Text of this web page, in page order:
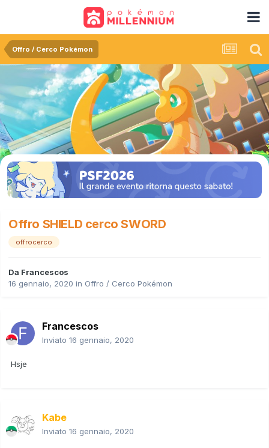
Offro / Cerco Pokémon
Offro SHIELD cerco SWORD
offrocerco
Da Francescos
16 gennaio, 2020 in Offro / Cerco Pokémon
Francescos
Inviato 16 gennaio, 2020
Hsje
Kabe
Inviato 16 gennaio, 2020